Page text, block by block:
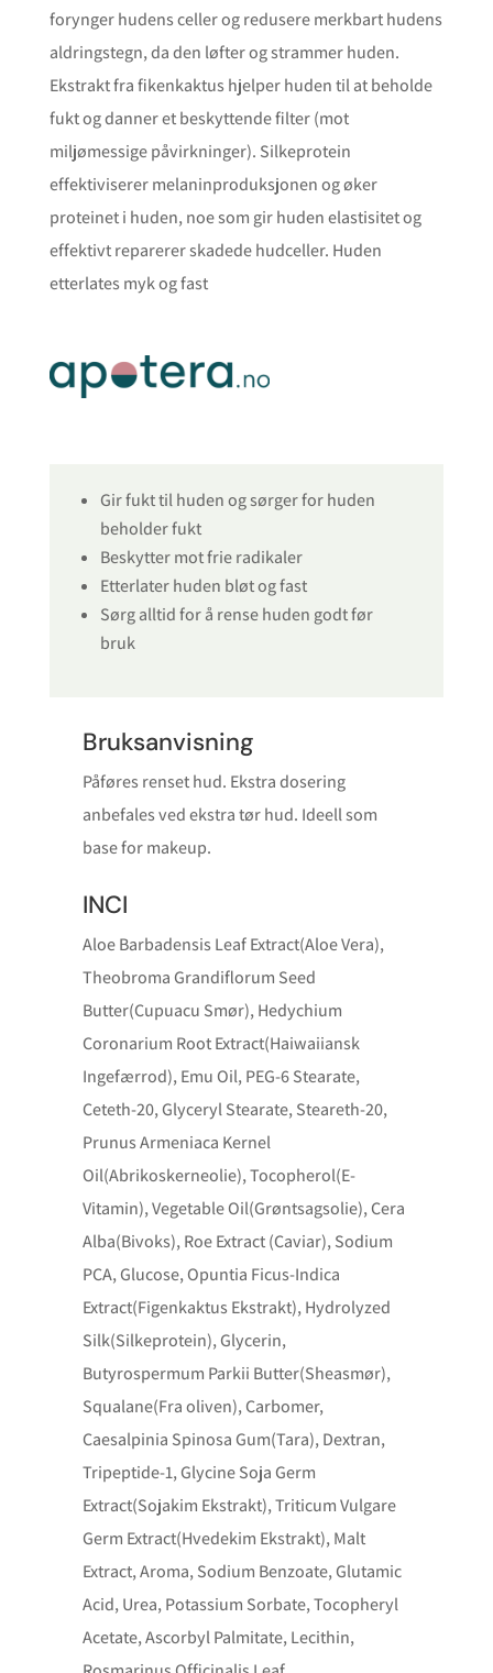
forynger hudens celler og redusere merkbart hudens
aldringstegn, da den løfter og strammer huden.
Ekstrakt fra fikenkaktus hjelper huden til at beholde
fukt og danner et beskyttende filter (mot
miljømessige påvirkninger). Silkeprotein
effektiviserer melaninproduksjonen og øker
proteinet i huden, noe som gir huden elastisitet og
effektivt reparerer skadede hudceller. Huden
etterlates myk og fast
Gir fukt til huden og sørger for huden
beholder fukt
Beskytter mot frie radikaler
Etterlater huden bløt og fast
Sørg alltid for å rense huden godt før
bruk
Bruksanvisning
Påføres renset hud. Ekstra dosering
anbefales ved ekstra tør hud. Ideell som
base for makeup.
INCI
Aloe Barbadensis Leaf Extract(Aloe Vera),
Theobroma Grandiflorum Seed
Butter(Cupuacu Smør), Hedychium
Coronarium Root Extract(Haiwaiiansk
Ingefærrod), Emu Oil, PEG-6 Stearate,
Ceteth-20, Glyceryl Stearate, Steareth-20,
Prunus Armeniaca Kernel
Oil(Abrikoskerneolie), Tocopherol(E-
Vitamin), Vegetable Oil(Grøntsagsolie), Cera
Alba(Bivoks), Roe Extract (Caviar), Sodium
PCA, Glucose, Opuntia Ficus-Indica
Extract(Figenkaktus Ekstrakt), Hydrolyzed
Silk(Silkeprotein), Glycerin,
Butyrospermum Parkii Butter(Sheasmør),
Squalane(Fra oliven), Carbomer,
Caesalpinia Spinosa Gum(Tara), Dextran,
Tripeptide-1, Glycine Soja Germ
Extract(Sojakim Ekstrakt), Triticum Vulgare
Germ Extract(Hvedekim Ekstrakt), Malt
Extract, Aroma, Sodium Benzoate, Glutamic
Acid, Urea, Potassium Sorbate, Tocopheryl
Acetate, Ascorbyl Palmitate, Lecithin,